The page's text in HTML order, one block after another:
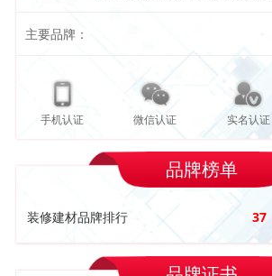
主要品牌：
手机认证 微信认证 实名认证
品牌榜单
装修建材品牌排行 37